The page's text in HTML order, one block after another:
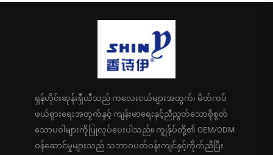
ရှန်ဟိုင်းဆုန်းရှီယီသည် ကလေးငယ်များအတွက်၊ မိတ်ကပ်
ဖယ်ရှားရေးအတွက်နှင့် ကျန်းမာရေးနှင့်ညီညွတ်သောစိုစွတ်
သောပဝါများကိုပြုလုပ်ပေးပါသည်။ ကျွန်ုပ်တို့၏ OEM/ODM
ဝန်ဆောင်မှုများသည် သဘာဝပတ်ဝန်းကျင်နှင့်ကိုက်ညီပြီး